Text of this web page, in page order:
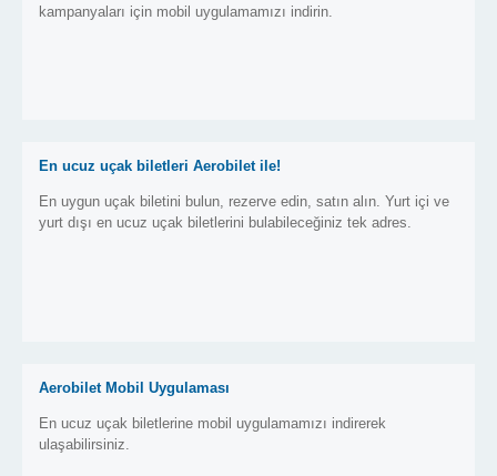
kampanyaları için mobil uygulamamızı indirin.
En ucuz uçak biletleri Aerobilet ile!
En uygun uçak biletini bulun, rezerve edin, satın alın. Yurt içi ve
yurt dışı en ucuz uçak biletlerini bulabileceğiniz tek adres.
Aerobilet Mobil Uygulaması
En ucuz uçak biletlerine mobil uygulamamızı indirerek
ulaşabilirsiniz.